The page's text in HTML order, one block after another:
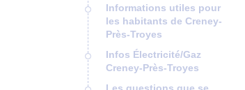
Informations utiles pour
les habitants de Creney-
Près-Troyes
Infos Électricité/Gaz
Creney-Près-Troyes